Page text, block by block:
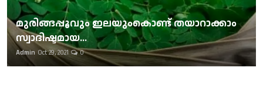
മുരിങ്ങപ്പൂവും ഇലയുംകൊണ്ട് തയാറാക്കാം
സ്വാദിഷ്ടമായ...
Admin Oct 29, 2021 0